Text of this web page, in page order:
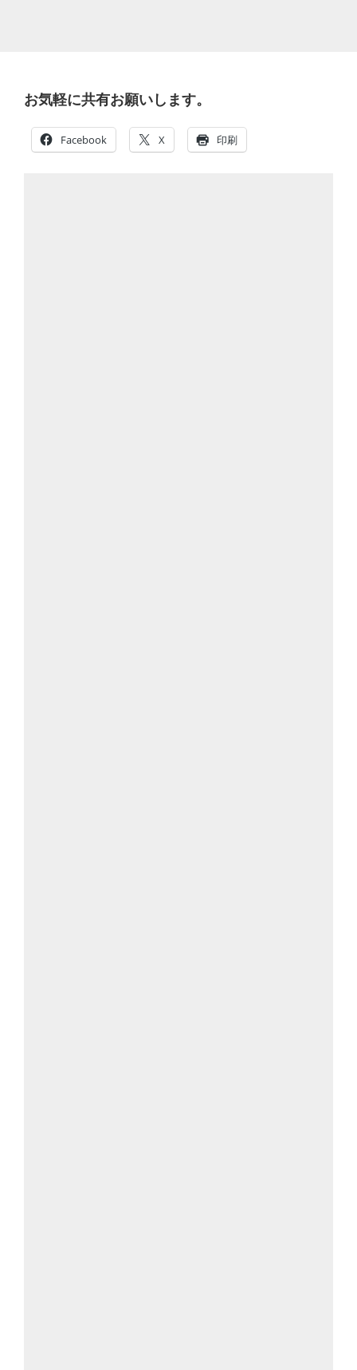
お気軽に共有お願いします。
Facebook X 印刷